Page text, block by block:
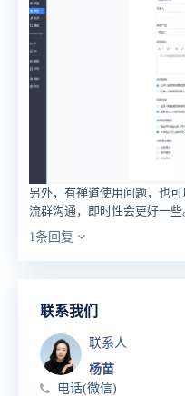
另外，有禅道使用问题，也
流群沟通，即时性会更好一些
1条回复
联系我们
联系人
杨苗
电话(微信)